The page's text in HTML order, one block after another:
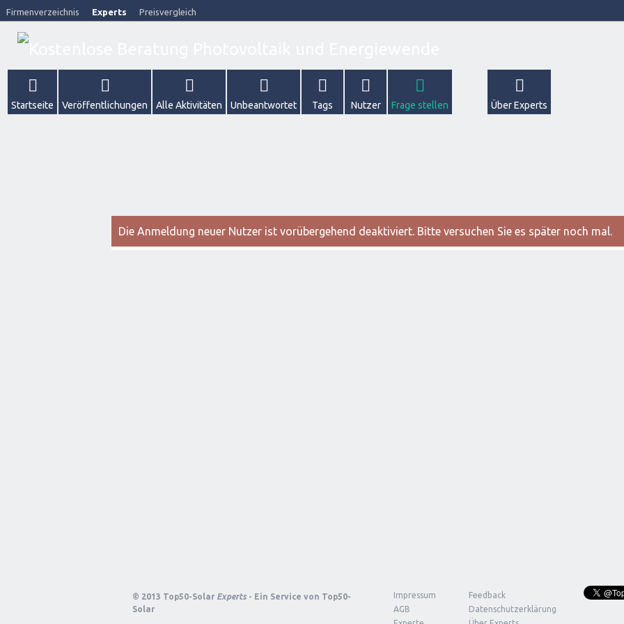
Firmenverzeichnis Experts Preisvergleich
Startseite Veröffentlichungen Alle Aktivitäten Unbeantwortet Tags Nutzer Frage stellen Über Experts
Die Anmeldung neuer Nutzer ist vorübergehend deaktiviert. Bitte versuchen Sie es später noch mal.
© 2013 Top50-Solar Experts - Ein Service von Top50-
Solar
Impressum
Feedback
AGB
Datenschutzerklärung